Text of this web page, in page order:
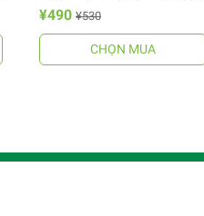
¥490 ¥530
CHỌN MUA